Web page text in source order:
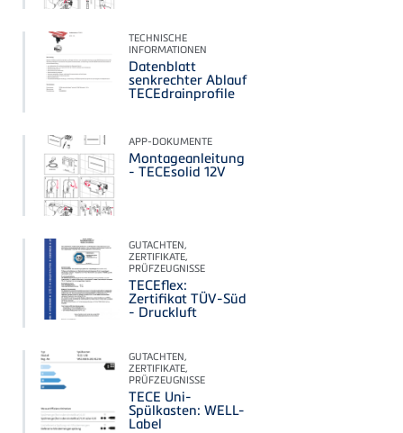
TECHNISCHE
INFORMATIONEN
Datenblatt
senkrechter Ablauf
TECEdrainprofile
APP-DOKUMENTE
Montageanleitung
- TECEsolid 12V
GUTACHTEN,
ZERTIFIKATE,
PRÜFZEUGNISSE
TECEflex:
Zertifikat TÜV-Süd
- Druckluft
GUTACHTEN,
ZERTIFIKATE,
PRÜFZEUGNISSE
TECE Uni-
Spülkasten: WELL-
Label